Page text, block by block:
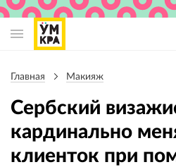
навигации
Главная Макияж
Сербский
кардинально
клиенток при